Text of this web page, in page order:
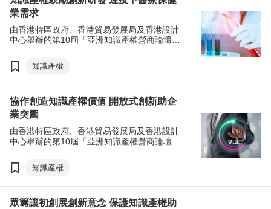
業需求
由香港特區政府、香港貿易發展局及香港設計
中心舉辦的第10屆「亞洲知識產權營商論壇」
香港科技園合辦的「環球科技峰會」於論壇第
二天舉行，匯聚世界各地的科技領袖、科學家
知識產權
協作創造知識產權價值 開放式創新助企
業突圍
由香港特區政府、香港貿易發展局及香港設計
中心舉辦的第10屆「亞洲知識產權營商論壇」
會請來多位業界翹楚及知識產權創業比賽
「IPHatch香港」的往年得獎者作嘉賓，分享知
知識產權
眾籌讓初創展創新意念 保護知識產權助